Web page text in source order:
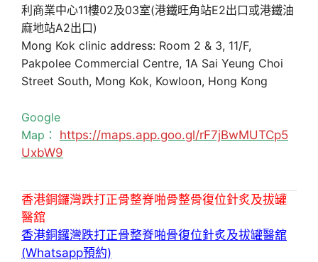
利商業中心11樓02及03室(港鐵旺角站E2出口或港鐵油
麻地站A2出口)
Mong Kok clinic address: Room 2 & 3, 11/F,
Pakpolee Commercial Centre, 1A Sai Yeung Choi
Street South, Mong Kok, Kowloon, Hong Kong
Google
Map： https://maps.app.goo.gl/rF7jBwMUTCp5
UxbW9
香港銅鑼灣跌打正骨整脊啪骨整骨復位針炙及拔罐
醫舘
香港銅鑼灣跌打正骨整脊啪骨復位針炙及拔罐醫舘
(Whatsapp預約)